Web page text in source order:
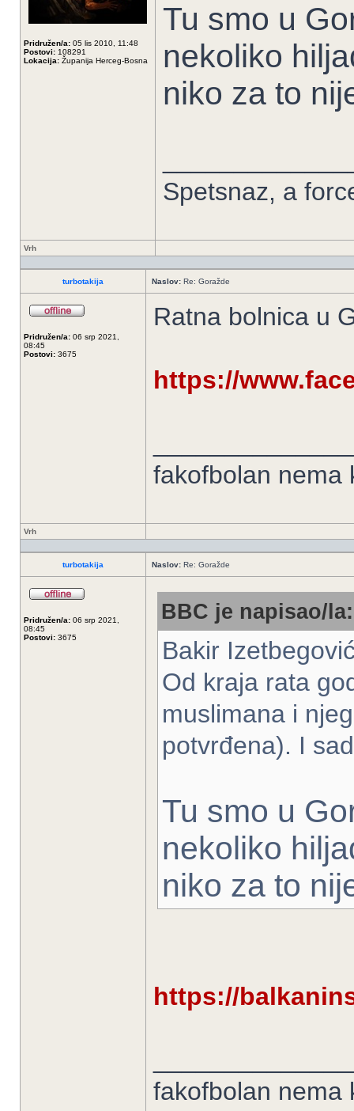
Pridružen/a: 05 lis 2010, 11:48
Postovi: 108291
Lokacija: Županija Herceg-Bosna
Tu smo u
nekoliko
niko za to
Spetsnaz, a
Vrh
turbotakija Naslov: Re: Goražde
Pridružen/a: 06 srp 2021,
08:45
Postovi: 3675
Ratna bolnica u
https://
fakofbolan nema
Vrh
turbotakija Naslov: Re: Goražde
Pridružen/a: 06 srp 2021,
08:45
Postovi: 3675
BBC je napisao/la:
Bakir
Od kraja rata
muslimana i
potvrđena). I
Tu smo u
nekoliko
niko za to
https://
fakofbolan nema